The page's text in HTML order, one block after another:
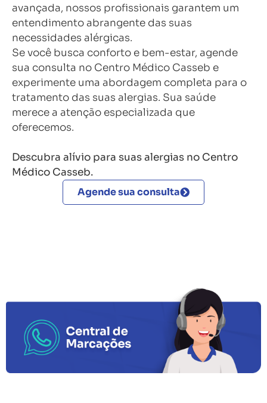
avançada, nossos profissionais garantem um
entendimento abrangente das suas
necessidades alérgicas.
Se você busca conforto e bem-estar, agende
sua consulta no Centro Médico Casseb e
experimente uma abordagem completa para o
tratamento das suas alergias. Sua saúde
merece a atenção especializada que
oferecemos.
Descubra alívio para suas alergias no Centro
Médico Casseb.
Agende sua consulta